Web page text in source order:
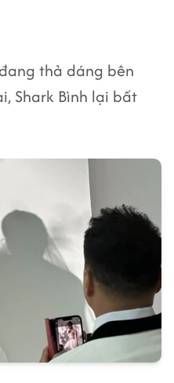
thả dáng bên
Shark Bình lại bất